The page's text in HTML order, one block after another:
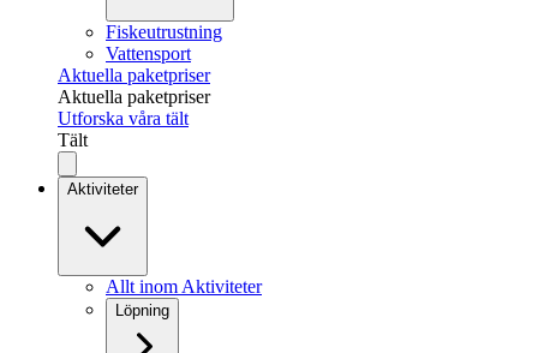
Fiskeutrustning
Vattensport
Aktuella paketpriser
Aktuella paketpriser
Utforska våra tält
Tält
Aktiviteter
Allt inom Aktiviteter
Löpning